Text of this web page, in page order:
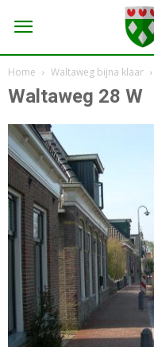
Home Waltaweg bijna klaar
Waltaweg 28 W